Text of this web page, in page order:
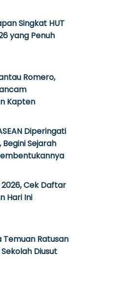
Singkat HUT
yang Penuh
Romero,
Kapten
Diperingati
Begini Sejarah
Cek Daftar
Hari Ini
Temuan Ratusan
Diusut